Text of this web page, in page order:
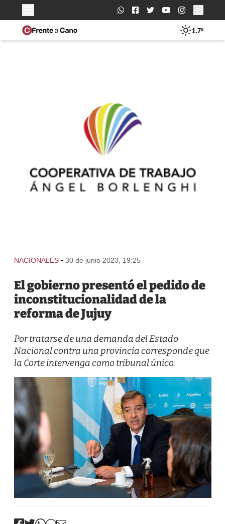
Buscar:
1.7º
NACIONALES - 30 de junio 2023, 19:25
El gobierno presentó el pedido de
inconstitucionalidad de la
reforma de Jujuy
Por tratarse de una demanda del Estado
Nacional contra una provincia corresponde que
la Corte intervenga como tribunal único.